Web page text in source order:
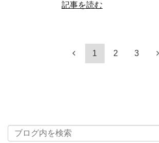
記事を読む
1 2 3